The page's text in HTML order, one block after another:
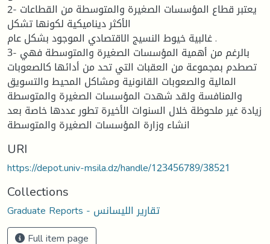
2- يعتبر قطاع المؤسسات الصغيرة والمتوسطة من القطاعات
الأكثر ديناميكية لكونها تشكل
غالبية خيوط النسيج الاقتصادي الموجود بشكل عام .
3- بالرغم من أهمية المؤسسات الصغيرة والمتوسطة فهي
تصطدم بمجموعة من العقبات التي تحد من أدائها كالصعوبات
المالية والصعوبات القانونية ومشاكل المحيط والتسويق
والمنافسة ولقد شهدت المؤسسات الصغيرة والمتوسطة
زيادة غير ملحوظة خلال السنوات الأخيرة تطور عددها خاصة بعد
انشاء وزارة المؤسسات الصغيرة والمتوسطة
URI
https://depot.univ-msila.dz/handle/123456789/38521
Collections
Graduate Reports - تقارير الليسانس
Full item page